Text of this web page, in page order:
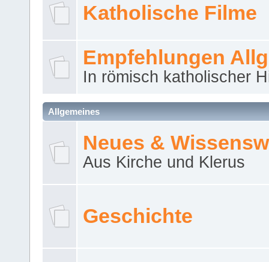
Katholische Filme
Empfehlungen
In römisch katholischer
Allgemeines
Neues &
Aus Kirche und Klerus
Geschichte